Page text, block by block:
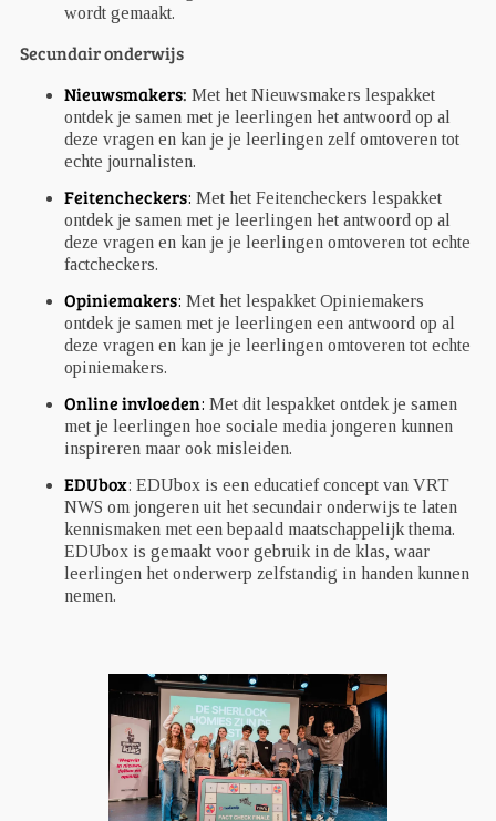
wordt gemaakt.
Secundair onderwijs
Nieuwsmakers: Met het Nieuwsmakers lespakket
ontdek je samen met je leerlingen het antwoord op al
deze vragen en kan je je leerlingen zelf omtoveren tot
echte journalisten.
Feitencheckers: Met het Feitencheckers lespakket
ontdek je samen met je leerlingen het antwoord op al
deze vragen en kan je je leerlingen omtoveren tot echte
factcheckers.
Opiniemakers: Met het lespakket Opiniemakers
ontdek je samen met je leerlingen een antwoord op al
deze vragen en kan je je leerlingen omtoveren tot echte
opiniemakers.
Online invloeden: Met dit lespakket ontdek je samen
met je leerlingen hoe sociale media jongeren kunnen
inspireren maar ook misleiden.
EDUbox: EDUbox is een educatief concept van VRT
NWS om jongeren uit het secundair onderwijs te laten
kennismaken met een bepaald maatschappelijk thema.
EDUbox is gemaakt voor gebruik in de klas, waar
leerlingen het onderwerp zelfstandig in handen kunnen
nemen.